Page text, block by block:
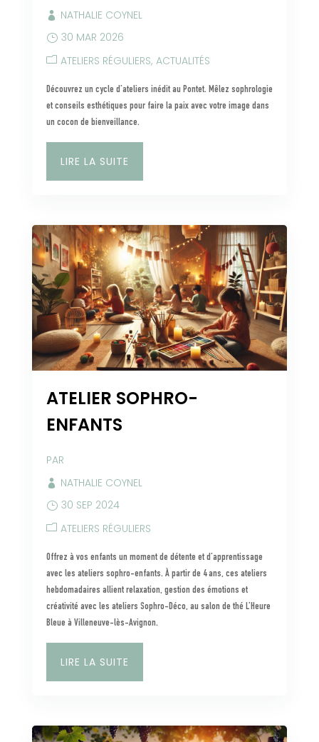
NATHALIE COYNEL
30 MAR 2026
ATELIERS RÉGULIERS ACTUALITÉS
Découvrez un cycle d’ateliers inédit au Pontet. Mêlez sophrologie
et conseils esthétiques pour faire la paix avec votre image dans
un cocon de bienveillance.
LIRE LA SUITE
ATELIER SOPHRO-
ENFANTS
PAR
NATHALIE COYNEL
30 SEP 2024
ATELIERS RÉGULIERS
Offrez à vos enfants un moment de détente et d’apprentissage
avec les ateliers sophro-enfants. À partir de 4 ans, ces ateliers
hebdomadaires allient relaxation, gestion des émotions et
créativité avec les ateliers Sophro-Déco, au salon de thé L’Heure
Bleue à Villeneuve-lès-Avignon.
LIRE LA SUITE